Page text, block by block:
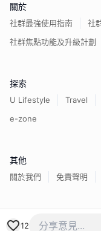
12
關於
社群最強使用指南
社
社群焦點功能及升級計劃
探索
U Lifestyle Travel
e-zone
其他
關於我們 免責聲明
香港經濟日報版權所有©